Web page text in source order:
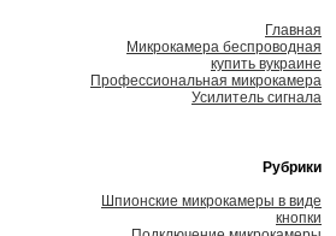
Главная
Микрокамера беспроводная
купить вукраине
Профессиональная микрокамера
Усилитель сигнала
Рубрики
Шпионские микрокамеры в виде
кнопки